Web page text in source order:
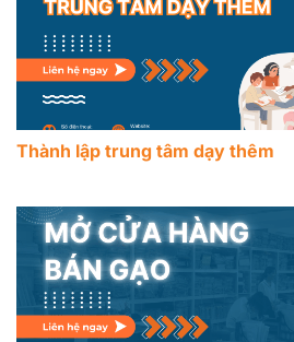
Thành lập trung tâm dạy thêm